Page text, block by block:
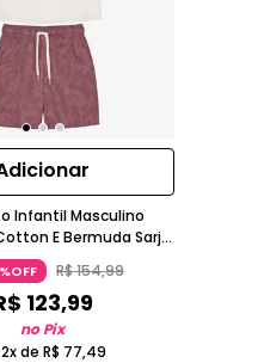
Infantil Masculino
E Bermuda Sarja
Nick Manga Curta
R$154,99
123,99
no Pix
deR$ 77,49